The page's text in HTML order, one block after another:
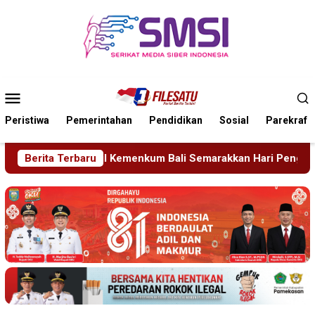
Mobile
Peristiwa Pemerintahan Pendidikan Sosial Parekraf
Berita Terbaru
Bali Semarakkan Hari Pengayoman ke-81 Tragedi